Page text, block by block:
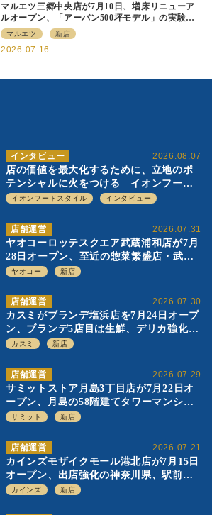
2026.08.07
インタビュー
店の価値を最大化するために、立地のポ
テンシャルに火をつける イオンフード
スタイル 平田 炎社長
イオンフードスタイル インタビュー
2026.07.31
店舗運営
ヤオコーロッテスクエア武蔵浦和店が7月
28日オープン、至近の惣菜繁盛店・武蔵
浦和店とは生鮮強化、ですみ分け
ヤオコー 新店
2026.07.30
店舗運営
カスミがブランデ塩浜店を7月24日オープ
ン、ブランデ5店目は生鮮、デリカ強化の
一方で通常店の要素も取り入れ
カスミ 新店
2026.07.29
店舗運営
サミットストア月島3丁目店が7月22日オ
ープン、月島の58階建てタワーマンショ
ン1階に生鮮強化の小商圏型店を出店
サミット 新店
2026.07.21
店舗運営
カインズモザイクモール港北店が7月15日
オープン、出店強化の神奈川県、駅前
SC2階の都市型小型店
カインズ 新店
マルエツ三郷中央店が7月10日、増床リニューア
ルオープン、「アーバン500坪モデル」の実験を
集大成、駅前立地受け、寿司を象徴に
マルエツ 新店
2026.07.16